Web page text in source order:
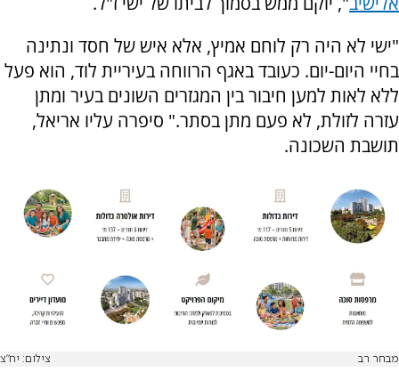
"ישי לא היה רק לוחם אמיץ, אלא איש של חסד ונתינה
בחיי היום-יום. כעובד באגף הרווחה בעיריית לוד, הוא פעל
ללא לאות למען חיבור בין המגזרים השונים בעיר ומתן
עזרה לזולת, לא פעם מתן בסתר." סיפרה עליו אריאל,
תושבת השכונה.
מבחר רב צילום: יח"צ